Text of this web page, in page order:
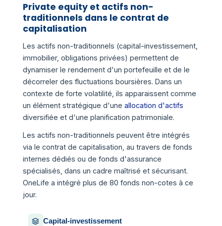
Private equity et actifs non-
traditionnels dans le contrat de
capitalisation
Les actifs non-traditionnels (capital-investissement,
immobilier, obligations privées) permettent de
dynamiser le rendement d'un portefeuille et de le
décorreler des fluctuations boursières. Dans un
contexte de forte volatilité, ils apparaissent comme
un élément stratégique d'uneallocation d'actifs
diversifiée et d'une planification patrimoniale.
Les actifs non-traditionnels peuvent être intégrés
via le contrat de capitalisation, au travers de fonds
internes dédiés ou de fonds d'assurance
spécialisés, dans un cadre maîtrisé et sécurisant.
OneLife a intégré plus de 80 fonds non-cotes à ce
jour.
Capital-investissement